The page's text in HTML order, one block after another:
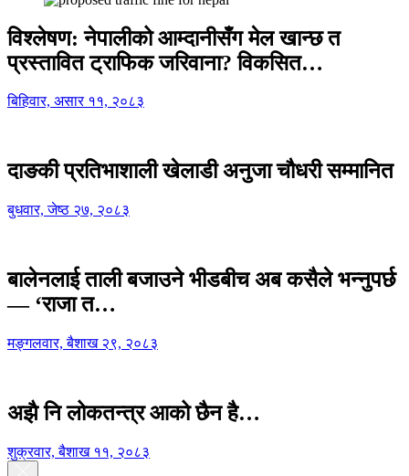
विश्लेषण: नेपालीको आम्दानीसँग मेल खान्छ त
प्रस्तावित ट्राफिक जरिवाना? विकसित…
बिहिवार, असार ११, २०८३
दाङकी प्रतिभाशाली खेलाडी अनुजा चौधरी सम्मानित
बुधवार, जेष्ठ २७, २०८३
बालेनलाई ताली बजाउने भीडबीच अब कसैले भन्नुपर्छ
— ‘राजा त…
मङ्गलवार, बैशाख २९, २०८३
अझै नि लोकतन्त्र आको छैन है…
शुक्रवार, बैशाख ११, २०८३